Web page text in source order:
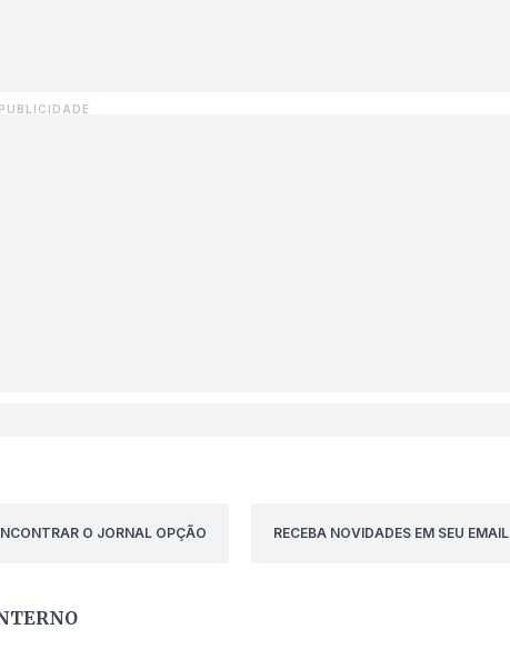
O JORNAL OPÇÃO
RECEBA NOVIDADES EM SEU EMAIL